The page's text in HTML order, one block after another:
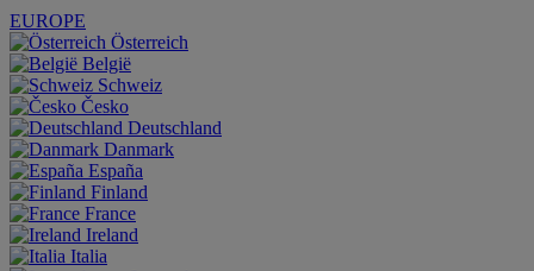
EUROPE
Österreich
België
Schweiz
Česko
Deutschland
Danmark
España
Finland
France
Ireland
Italia